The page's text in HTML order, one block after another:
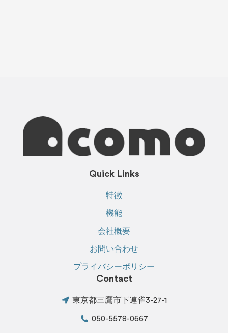
Quick Links
特徴
機能
会社概要
お問い合わせ
プライバシーポリシー
Contact
東京都三鷹市下連雀3-27-1
050-5578-0667